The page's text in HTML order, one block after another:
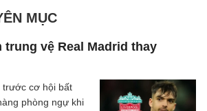
MỤC
trung vệ Real Madrid thay
trước cơ hội bất
phòng ngự khi